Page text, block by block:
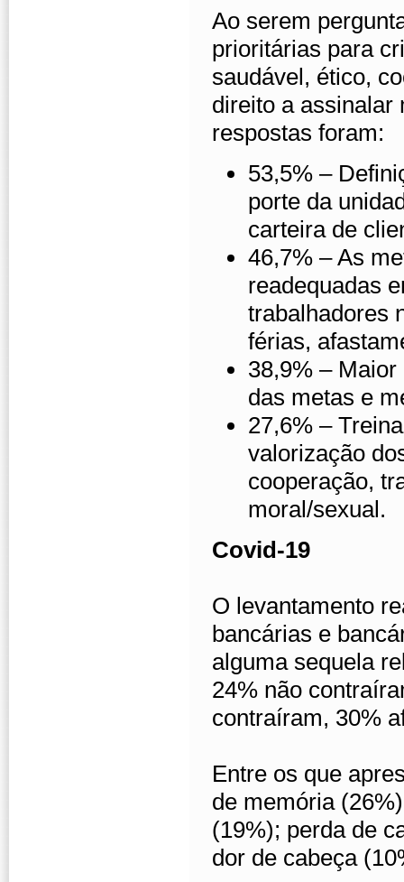
Ao serem
prioritárias para
saudável, ético,
direito a assinalar
respostas foram:
53,5% –
porte da
carteira de
46,7% – As
readequadas
trabalhadores
férias,
38,9% –
das metas e
27,6% –
valorização
cooperação,
moral/sexual.
Covid-19
O levantamento
bancárias e
alguma sequela
24% não
contraíram, 30%
Entre os que
de memória
(19%); perda de
dor de cabeça